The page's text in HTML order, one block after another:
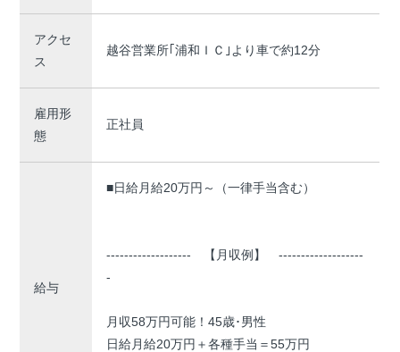
アクセ
ス
越谷営業所｢浦和ＩＣ｣より車で約12分
雇用形
態
正社員
給与
■日給月給20万円～（一律手当含む）
------------------- 【月収例】 -------------------
-
月収58万円可能！45歳･男性
日給月給20万円＋各種手当＝55万円